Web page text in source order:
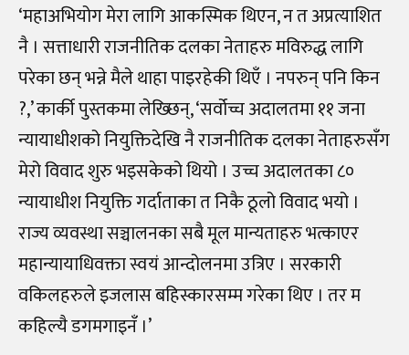
‘महाअभियोग मेरा लागि आकस्मिक थिएन, न त अप्रत्याशित
नै । सत्ताधारी राजनीतिक दलका नेताहरु मविरुद्ध लागि
परेका छन् भन्ने मैले थाहा पाइरहेकी थिएँ । नपरुन् पनि किन
?,’ कार्की पुस्तकमा लेख्छिन्, ‘सर्वोच्च अदालतमा ११ जना
न्यायाधीशको नियुक्तिदेखि नै राजनीतिक दलका नेताहरुसँग
मेरो विवाद शुरु भइसकेको थियो । उच्च अदालतका ८०
न्यायाधीश नियुक्ति गर्दाताका त निकै ठूलो विवाद भयो ।
राज्य व्यवस्था सञ्चालनका सबै मूल मान्यताहरु भत्काएर
महान्यायाधिवक्ता स्वयं आन्दोलनमा उत्रिए । सरकारी
वकिलहरुले इजलास बहिस्कारसम्म गरेका थिए । तर म
कहिल्यै डगमगाइनँ ।’